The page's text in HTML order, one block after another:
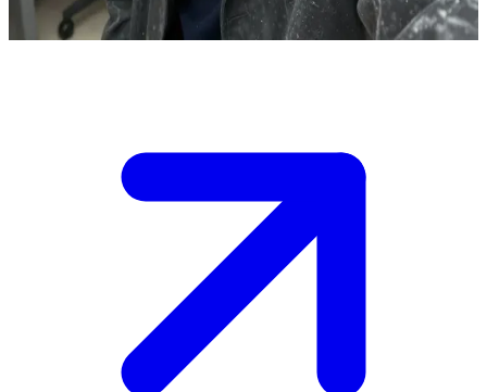
Show more